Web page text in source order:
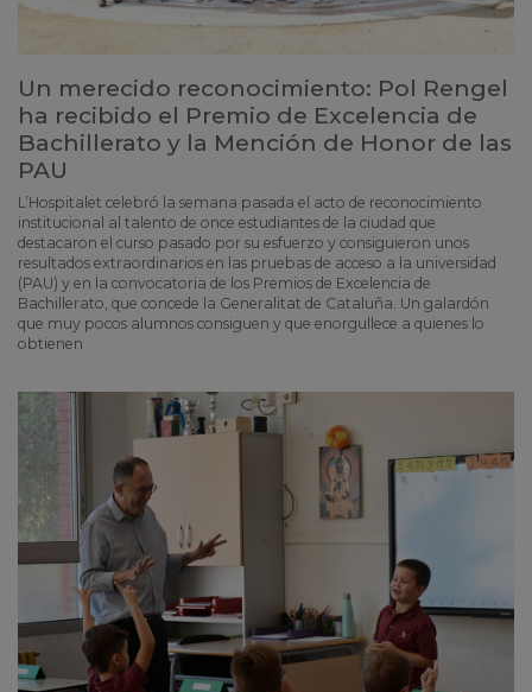
Un merecido reconocimiento: Pol Rengel
ha recibido el Premio de Excelencia de
Bachillerato y la Mención de Honor de las
PAU
L’Hospitalet celebró la semana pasada el acto de reconocimiento
institucional al talento de once estudiantes de la ciudad que
destacaron el curso pasado por su esfuerzo y consiguieron unos
resultados extraordinarios en las pruebas de acceso a la universidad
(PAU) y en la convocatoria de los Premios de Excelencia de
Bachillerato, que concede la Generalitat de Cataluña. Un galardón
que muy pocos alumnos consiguen y que enorgullece a quienes lo
obtienen